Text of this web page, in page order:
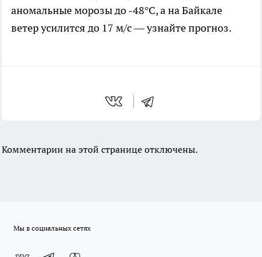
аномальные морозы до -48°C, а на Байкале
ветер усилится до 17 м/с — узнайте прогноз.
Комментарии на этой странице отключены.
Мы в социальных сетях